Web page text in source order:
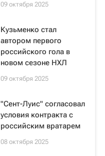
09 октября 2025
Кузьменко стал
автором первого
российского гола в
новом сезоне НХЛ
09 октября 2025
"Сент-Луис" согласовал
условия контракта с
российским вратарем
08 октября 2025